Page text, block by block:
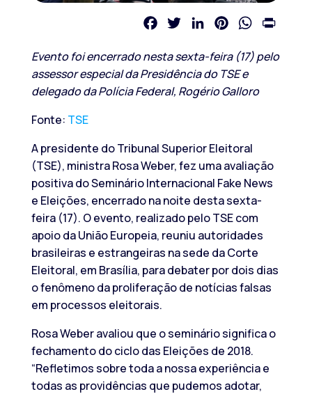
FacebookTwitterLinkedInPinterestWhatsApp
Evento foi encerrado nesta sexta-feira (17) pelo
assessor especial da Presidência do TSE e
delegado da Polícia Federal, Rogério Galloro
Fonte: TSE
A presidente do Tribunal Superior Eleitoral
(TSE), ministra Rosa Weber, fez uma avaliação
positiva do Seminário Internacional Fake News
e Eleições, encerrado na noite desta sexta-
feira (17). O evento, realizado pelo TSE com
apoio da União Europeia, reuniu autoridades
brasileiras e estrangeiras na sede da Corte
Eleitoral, em Brasília, para debater por dois dias
o fenômeno da proliferação de notícias falsas
em processos eleitorais.
Rosa Weber avaliou que o seminário significa o
fechamento do ciclo das Eleições de 2018.
“Refletimos sobre toda a nossa experiência e
todas as providências que pudemos adotar,